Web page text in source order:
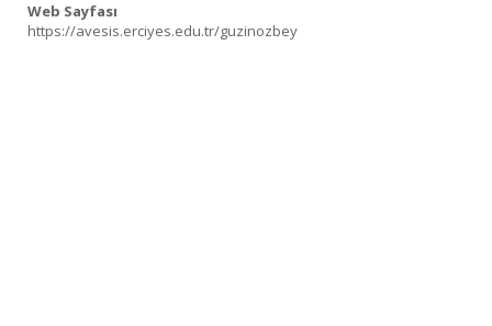
Web Sayfası
https://avesis.erciyes.edu.tr/guzinozbey